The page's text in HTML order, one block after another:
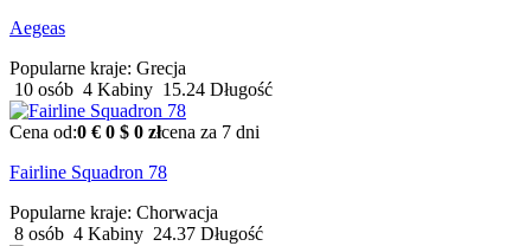
Aegeas
Popularne kraje: Grecja
10 osób 4 Kabiny 15.24 Długość
Cena od:0 € 0 $ 0 złcena za 7 dni
Fairline Squadron 78
Popularne kraje: Chorwacja
8 osób 4 Kabiny 24.37 Długość